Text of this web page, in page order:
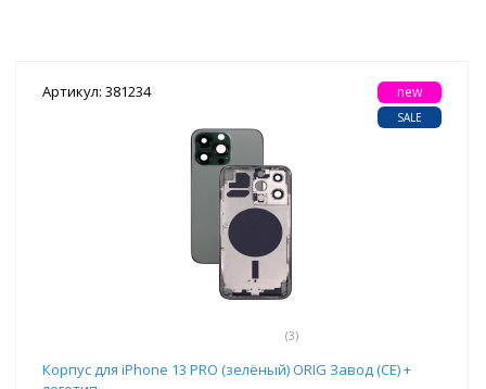
Артикул: 381234
(3)
new
SALE
Корпус для iPhone 13 PRO (зелёный) ORIG Завод (CE) +